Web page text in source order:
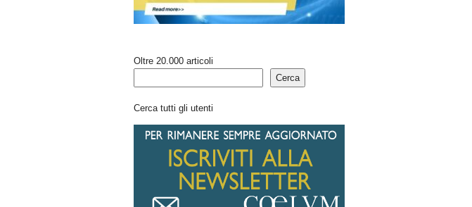
Oltre 20.000 articoli
Cerca
Cerca tutti gli utenti